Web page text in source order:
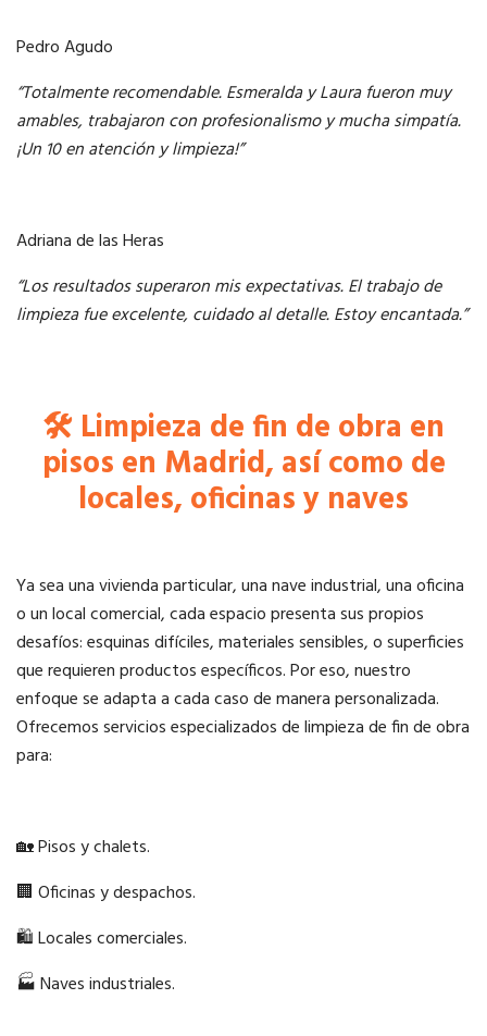
Pedro Agudo
“Totalmente recomendable. Esmeralda y Laura fueron muy
amables, trabajaron con profesionalismo y mucha simpatía.
¡Un 10 en atención y limpieza!”
Adriana de las Heras
“Los resultados superaron mis expectativas. El trabajo de
limpieza fue excelente, cuidado al detalle. Estoy encantada.”
🛠️ Limpieza de fin de obra en
pisos en Madrid, así como de
locales, oficinas y naves
Ya sea una vivienda particular, una nave industrial, una oficina
o un local comercial, cada espacio presenta sus propios
desafíos: esquinas difíciles, materiales sensibles, o superficies
que requieren productos específicos. Por eso, nuestro
enfoque se adapta a cada caso de manera personalizada.
Ofrecemos servicios especializados de limpieza de fin de obra
para:
🏡 Pisos y chalets.
🏢 Oficinas y despachos.
🛍️ Locales comerciales.
🏭 Naves industriales.